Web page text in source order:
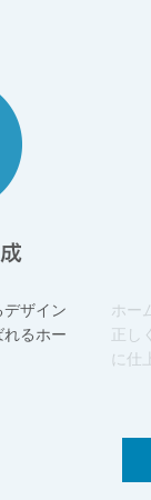
ザイン
るホー
ホー
正し
に仕